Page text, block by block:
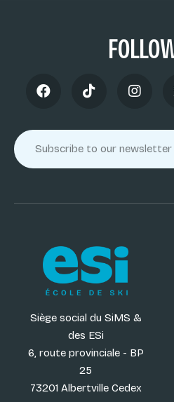
Siège social du SiMS &
des ESi
6, route provinciale - BP
25
73201 Albertville Cedex